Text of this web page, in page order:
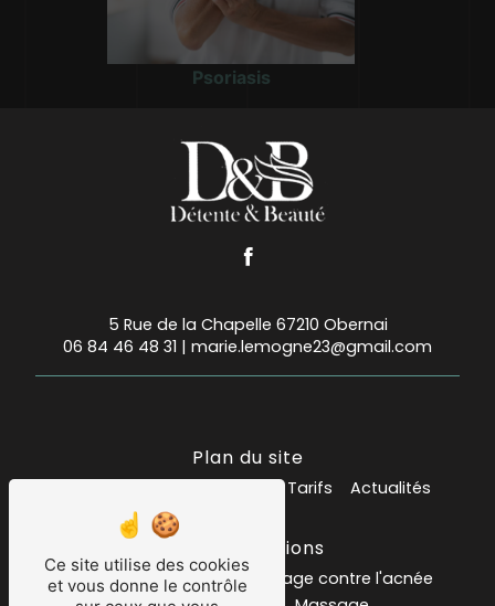
Psoriasis
5 Rue de la Chapelle 67210 Obernai
06 84 46 48 31 | marie.lemogne23@gmail.com
Plan du site
Tarifs Actualités
Nos prestations
Institut de beauté
soin visage contre l'acnée
Ce site utilise des cookies
et vous donne le contrôle